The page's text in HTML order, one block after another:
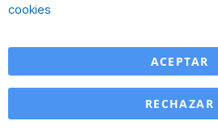
cookies
ACEPTAR
RECHAZAR